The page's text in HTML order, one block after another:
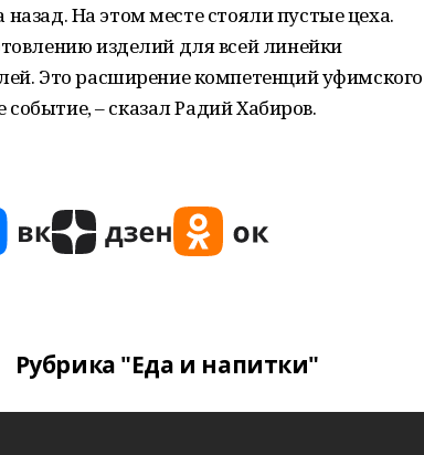
назад. На этом месте стояли пустые цеха.
изделий для всей линейки
Это расширение компетенций уфимского
событие, – сказал Радий Хабиров.
Рубрика "Еда и напитки"